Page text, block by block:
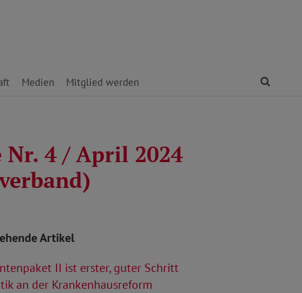
Medien Mitglied werden
Nr. 4 / April 2024
Artikel
II ist erster, guter Schritt
an der Krankenhausreform